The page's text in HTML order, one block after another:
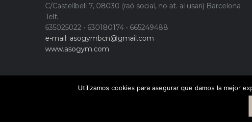
C/Castellbell 7, 08030 (raó social, no at. al usari) Barcelona
Telf.
635025022 • 630180174 • 665249488
e-mail: asogymbcn@gmail.com
www.asogym.com
Utilizamos cookies para asegurar que damos la mejor